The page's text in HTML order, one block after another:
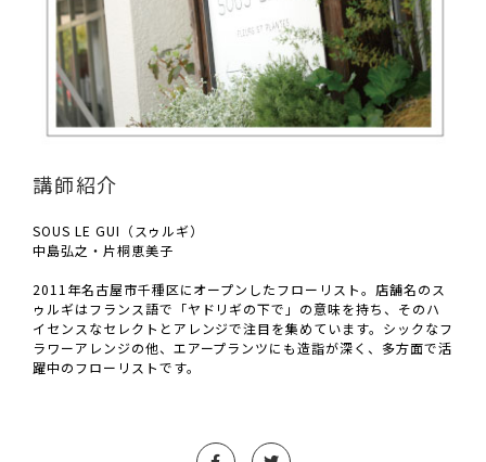
講師紹介
SOUS LE GUI（スゥルギ）
中島弘之・片桐恵美子
2011年名古屋市千種区にオープンしたフローリスト。店舗名のス
ゥルギはフランス語で「ヤドリギの下で」の意味を持ち、そのハ
イセンスなセレクトとアレンジで注目を集めています。シックなフ
ラワーアレンジの他、エアープランツにも造詣が深く、多方面で活
躍中のフローリストです。